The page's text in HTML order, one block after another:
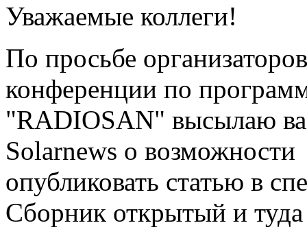
Уважаемые коллеги!
По просьбе
конференции по
"RADIOSAN" высылаю
Solarnews о возможности
опубликовать статью в
Сборник открытый и